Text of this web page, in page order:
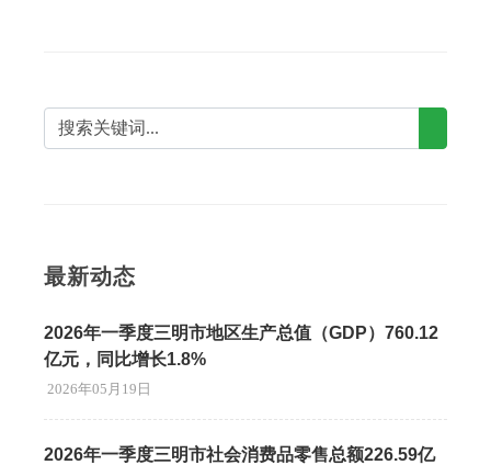
最新动态
2026年一季度三明市地区生产总值（GDP）760.12
亿元，同比增长1.8%
2026年05月19日
2026年一季度三明市社会消费品零售总额226.59亿